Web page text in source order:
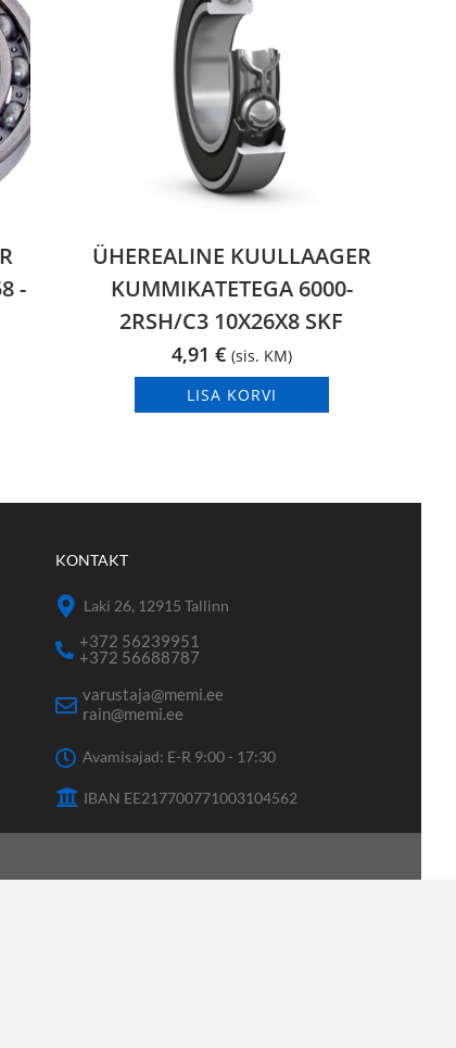
-
ÜHEREALINE KUULLAAGER
KUMMIKATETEGA 6000-
2RSH/C3 10X26X8 SKF
4,91 € (sis. KM)
LISA KORVI
KONTAKT
Laki 26, 12915 Tallinn
+372 56239951
+372 56688787
varustaja@memi.ee
rain@memi.ee
Avamisajad: E-R 9:00 - 17:30
IBAN EE217700771003104562